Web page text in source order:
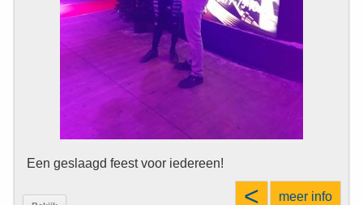
Een geslaagd feest voor iedereen!
< meer info